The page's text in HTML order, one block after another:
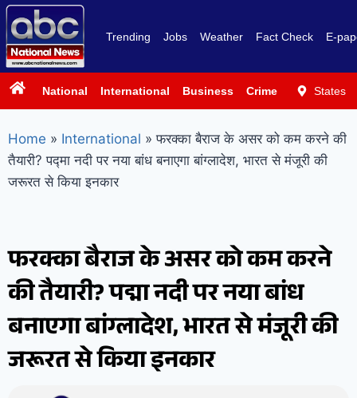
Trending Jobs Weather Fact Check E-
National International Business Crime PoliticsStates
Home » International » फरक्का बैराज के असर को कम करने की
तैयारी? पद्मा नदी पर नया बांध बनाएगा बांग्लादेश, भारत से मंजूरी की
जरूरत से किया इनकार
फरक्का बैराज के असर को कम करने
की तैयारी? पद्मा नदी पर नया बांध
बनाएगा बांग्लादेश, भारत से मंजूरी की
जरूरत से किया इनकार